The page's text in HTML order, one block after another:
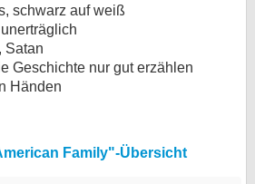
schwarz auf weiß
Satan
Geschichte nur gut erzählen
Händen
Family"-Übersicht